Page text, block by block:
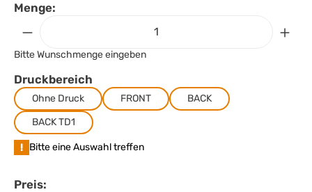
Menge:
Bitte Wunschmenge eingeben
Druckbereich
Ohne Druck FRONT
BACK
BACK TD1
! Bitte eine Auswahl treffen
Preis: